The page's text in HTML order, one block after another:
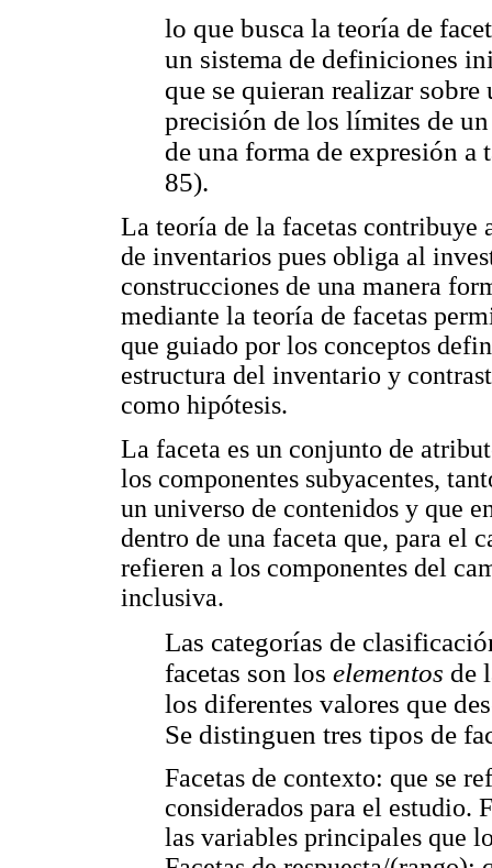
lo que busca la teoría de
un sistema de definiciones
que se quieran realizar
precisión de los límites de
de una forma de expresión
85).
La teoría de la facetas contribuye
de inventarios pues obliga al
construcciones de una manera
mediante la teoría de facetas
que guiado por los conceptos
estructura del inventario y
como hipótesis.
La faceta es un conjunto de
los componentes subyacentes,
un universo de contenidos y que
dentro de una faceta que, para el
refieren a los componentes del
inclusiva.
Las categorías de
facetas son los elementos de
los diferentes valores que
Se distinguen tres tipos de
Facetas de contexto: que se
considerados para el estudio.
las variables principales que